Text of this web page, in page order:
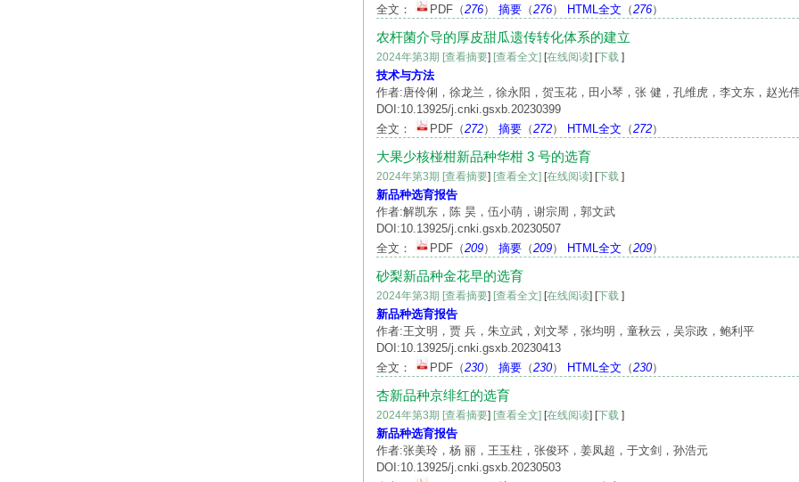
全文：
PDF （276） 摘要 （276） HTML全文 （276）
农杆菌介导的厚皮甜瓜遗传转化体系的建立
2024年第3期 [查看摘要] [查看全文] [在线阅读] [下载 ]
技术与方法
作者:唐伶俐，徐龙兰，徐永阳，贺玉花，田小琴，张 健，孔维虎，李文东，赵光
DOI:10.13925/j.cnki.gsxb.20230399
全文：
PDF （272） 摘要 （272） HTML全文 （272）
大果少核椪柑新品种华柑 3 号的选育
2024年第3期 [查看摘要] [查看全文] [在线阅读] [下载 ]
新品种选育报告
作者:解凯东，陈 昊，伍小萌，谢宗周，郭文武
DOI:10.13925/j.cnki.gsxb.20230507
全文：
PDF （209） 摘要 （209） HTML全文 （209）
砂梨新品种金花早的选育
2024年第3期 [查看摘要] [查看全文] [在线阅读] [下载 ]
新品种选育报告
作者:王文明，贾 兵，朱立武，刘文琴，张均明，童秋云，吴宗政，鲍利平
DOI:10.13925/j.cnki.gsxb.20230413
全文：
PDF （230） 摘要 （230） HTML全文 （230）
杏新品种京绯红的选育
2024年第3期 [查看摘要] [查看全文] [在线阅读] [下载 ]
新品种选育报告
作者:张美玲，杨 丽，王玉柱，张俊环，姜凤超，于文剑，孙浩元
DOI:10.13925/j.cnki.gsxb.20230503